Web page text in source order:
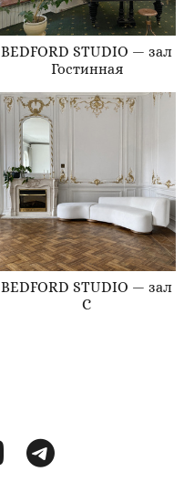
BEDFORD STUDIO — зал
Гостинная
BEDFORD STUDIO — зал
C